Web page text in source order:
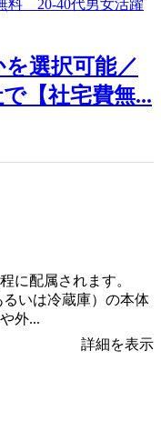
選択可能／
【社宅費無...
程に配属されます。
るいは冷蔵庫）の本体
外...
詳細を表示